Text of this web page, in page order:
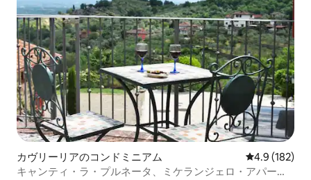
カヴリーリアのコンドミニアム レビュー182
4.9 (182)
キャンティ・ラ・プルネータ、ミケランジェロ・アパート